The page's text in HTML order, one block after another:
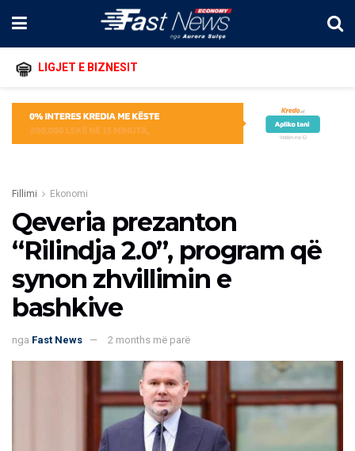
LIGJET E BIZNESIT
Fillimi Ekonomi
Qeveria prezanton
“Rilindja 2.0”, program që
synon zhvillimin e
bashkive
nga Fast News 2 months më parë